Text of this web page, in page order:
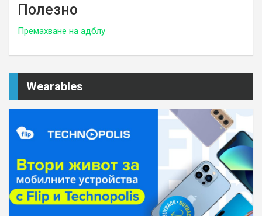
Полезно
Премахване на адблу
Wearables